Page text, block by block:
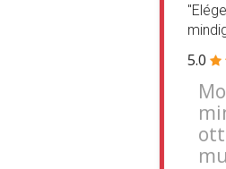
5.0